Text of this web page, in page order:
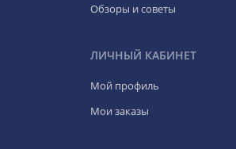
Обзоры и советы
ЛИЧНЫЙ КАБИНЕТ
Мой профиль
Мои заказы